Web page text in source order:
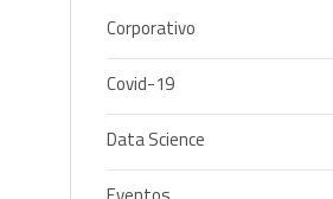
Corporativo
Covid-19
Data Science